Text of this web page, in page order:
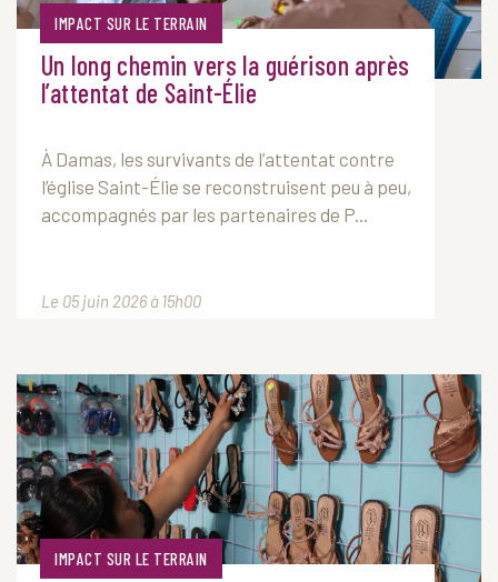
IMPACT SUR LE TERRAIN
Un long chemin vers la guérison après
l’attentat de Saint-Élie
À Damas, les survivants de l’attentat contre
l’église Saint-Élie se reconstruisent peu à peu,
accompagnés par les partenaires de P...
Le 05 juin 2026 à 15h00
IMPACT SUR LE TERRAIN